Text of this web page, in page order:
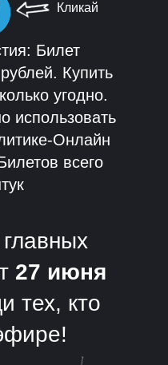
Билет
Купить
угодно.
использовать
Онлайн
всего
27 июня
тех, кто
Кликай